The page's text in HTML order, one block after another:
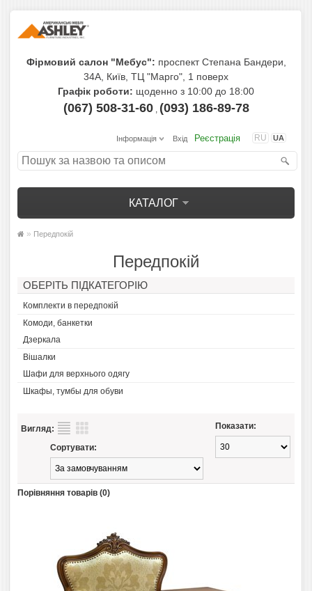
Фірмовий салон "Мебус": проспект Степана Бандери,
34А, Київ, ТЦ "Марго", 1 поверх
Графік роботи: щоденно з 10:00 до 18:00
(067) 508-31-60, (093) 186-89-78
RU UA
Інформація Вхід Реєстрація
КАТАЛОГ
» Передпокій
Передпокій
ОБЕРІТЬ ПІДКАТЕГОРІЮ
Комплекти в передпокій
Комоди, банкетки
Дзеркала
Вішалки
Шафи для верхнього одягу
Шкафы, тумбы для обуви
Вигляд: Показати:
Сортувати:
Порівняння товарів (0)